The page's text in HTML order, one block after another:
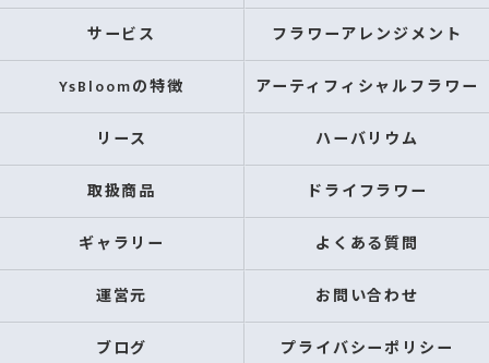
サービス フラワーアレンジメント
YsBloomの特徴 アーティフィシャルフラワー
リース ハーバリウム
取扱商品 ドライフラワー
ギャラリー よくある質問
運営元 お問い合わせ
ブログ プライバシーポリシー